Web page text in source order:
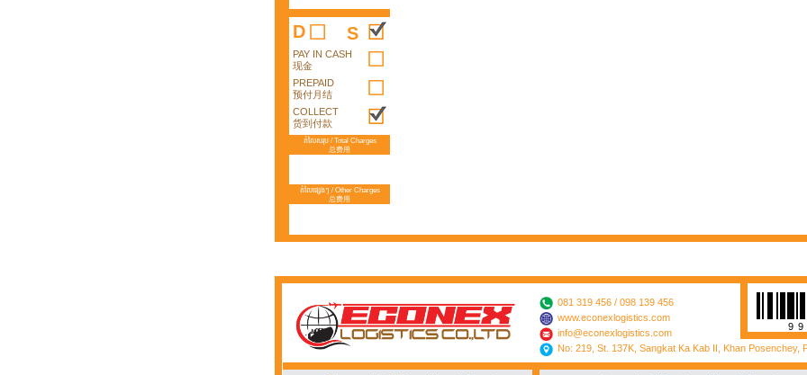
D S
PAY IN CASH
现金
PREPAID
预付月结
COLLECT
货到付款
តំលៃសរុប / Total Charges
总费用
តំលៃផ្សេងៗ / Other Charges
总费用
081 319 456 / 098 139 456
www.econexlogistics.com
info@econexlogistics.com
No: 219, St. 137K, Sangkat Ka Kab II, Khan Posenchey,